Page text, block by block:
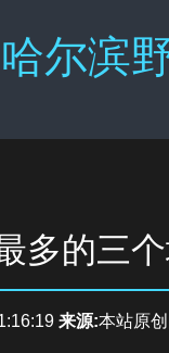
哈尔滨
多的三
来源:本站原